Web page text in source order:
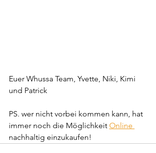
Euer Whussa Team, Yvette, Niki, Kimi
und Patrick
PS. wer nicht vorbei kommen kann, hat
immer noch die Möglichkeit Online
nachhaltig einzukaufen!